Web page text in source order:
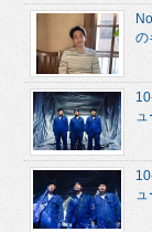
の
ュ